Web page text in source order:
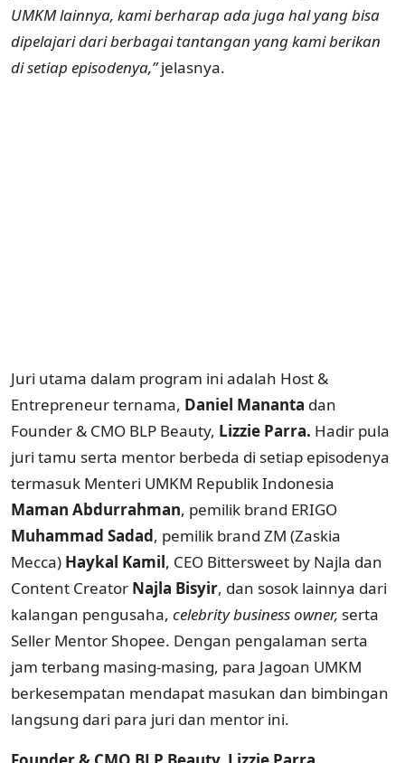
UMKM lainnya, kami berharap ada juga hal yang bisa
dipelajari dari berbagai tantangan yang kami berikan
di setiap episodenya,”jelasnya.
Juri utama dalam program ini adalah Host &
Entrepreneur ternama, Daniel Mananta dan
Founder & CMO BLP Beauty, Lizzie Parra. Hadir pula
juri tamu serta mentor berbeda di setiap episodenya
termasuk Menteri UMKM Republik Indonesia
Maman Abdurrahman, pemilik brand ERIGO
Muhammad Sadad, pemilik brand ZM (Zaskia
Mecca) Haykal Kamil, CEO Bittersweet by Najla dan
Content Creator Najla Bisyir, dan sosok lainnya dari
kalangan pengusaha, celebrity business owner, serta
Seller Mentor Shopee. Dengan pengalaman serta
jam terbang masing-masing, para Jagoan UMKM
berkesempatan mendapat masukan dan bimbingan
langsung dari para juri dan mentor ini.